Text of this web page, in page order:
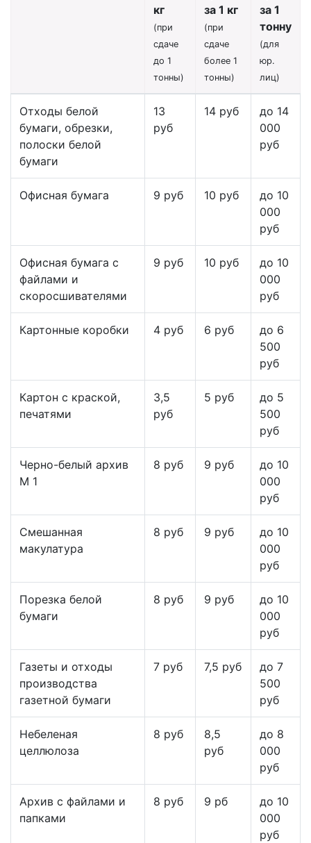
кг
(при
сдаче
до 1
тонны)
за 1 кг
(при
сдаче
более 1
тонны)
за 1
тонну
(для
юр.
лиц)
Отходы белой
бумаги, обрезки,
полоски белой
бумаги
13
руб
14 руб
до 14
000
руб
Офисная бумага 9 руб 10 руб
до 10
000
руб
Офисная бумага с
файлами и
скоросшивателями
9 руб 10 руб
до 10
000
руб
Картонные коробки 4 руб 6 руб
до 6
500
руб
Картон с краской,
печатями
3,5
руб
5 руб
до 5
500
руб
Черно-белый архив
М 1
8 руб 9 руб
до 10
000
руб
Смешанная
макулатура
8 руб 9 руб
до 10
000
руб
Порезка белой
бумаги
8 руб 9 руб
до 10
000
руб
Газеты и отходы
производства
газетной бумаги
7 руб 7,5 руб
до 7
500
руб
Небеленая
целлюлоза
8 руб
8,5
руб
до 8
000
руб
Архив с файлами и
папками
8 руб 9 рб
до 10
000
руб